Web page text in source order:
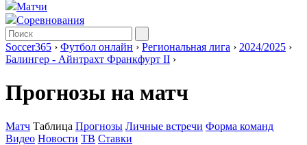
Матчи
Соревнования
Soccer365 › Футбол онлайн › Региональная лига › 2024/2025 ›
Балингер - Айнтрахт Франкфурт II ›
Прогнозы на матч
Матч Таблица Прогнозы Личные встречи Форма команд
Видео Новости ТВ Ставки